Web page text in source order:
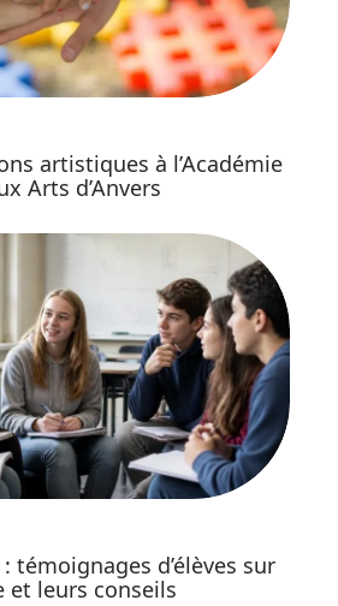
artistiques à l’Académie
Arts d’Anvers
témoignages d’élèves sur
et leurs conseils